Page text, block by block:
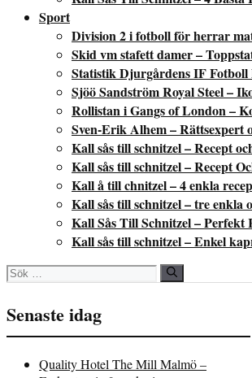
Sport
Division 2 i fotboll för herrar
Skid vm stafett damer –
Statistik Djurgårdens IF
Sjöö Sandström Royal Steel –
Rollistan i Gangs of London –
Sven-Erik Alhem – Rättsexpert
Kall sås till schnitzel – Recept
Kall sås till schnitzel – Recept
Kall å till chnitzel – 4 enkla
Kall sås till schnitzel – tre enkla
Kall Sås Till Schnitzel –
Kall sås till schnitzel – Enkel
Sök
efter:
Senaste idag
Quality Hotel The Mill Malmö –